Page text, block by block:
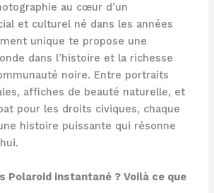
au cœur d’un
et culturel né dans les années
unique te propose une
dans l’histoire et la richesse
noire. Entre portraits
affiches de beauté naturelle, et
pour les droits civiques, chaque
histoire puissante qui résonne
Polaroid instantané ? Voilà ce que